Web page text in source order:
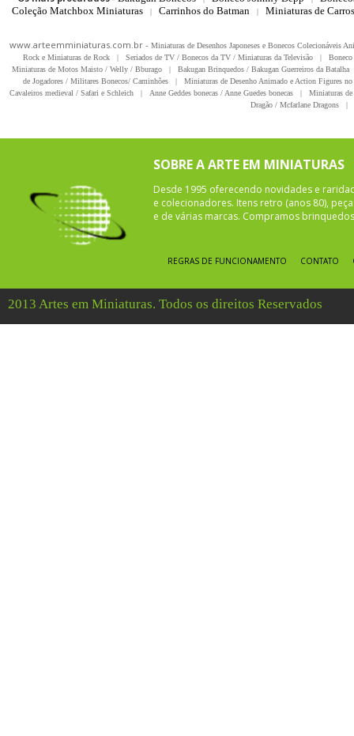
Coleção Matchbox Miniaturas
| Carrinhos do Batman | Miniaturas de
www.arteemminiaturas.com.br - Miniaturas de Desenhos Japoneses e Bonecos Colecionáveis
Rock e Miniaturas de Rock
| Seriados de TV / Bonecos da TV / Miniaturas da Televisão |
Miniaturas de Motos Maisto / Welly / Bburago
| Bakugan Brinquedos / Bakugan Guerreiros da Batalha
de Jogadores / Militares Bonecos/ Caminhões
|
Miniaturas de Desenho Animado e Action Figures
Cavaleiros medieval / Safari e Schleich
| Anne Geddes bonecas / Anne Guedes bonecas |
Miniaturas
Dragão / Mcfarlane Dragons
|
SOBRE A ARTE EM MINIATURAS
Desde 1995 oferecendo novidades e
e colecionadores. Itens retro (anos 80),
e de várias marcas. Compramos
REGRAS DE FUNCIONAMENTO CONTATO
2013 Artes em Miniaturas. Todos os direitos Reservados